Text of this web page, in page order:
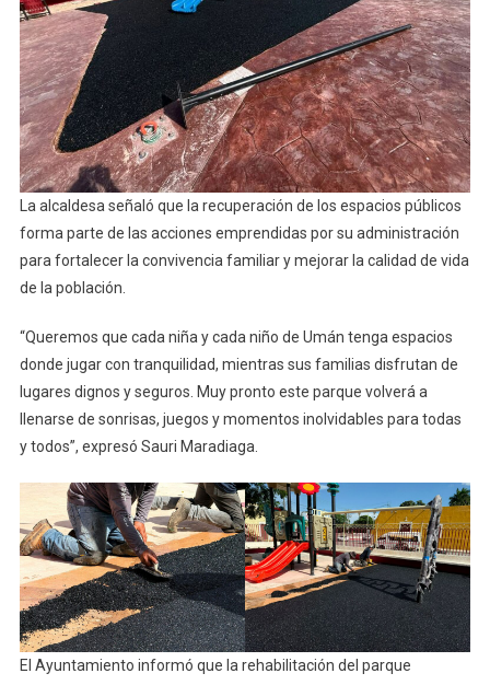
La alcaldesa señaló que la recuperación de los espacios públicos
forma parte de las acciones emprendidas por su administración
para fortalecer la convivencia familiar y mejorar la calidad de vida
de la población.
“Queremos que cada niña y cada niño de Umán tenga espacios
donde jugar con tranquilidad, mientras sus familias disfrutan de
lugares dignos y seguros. Muy pronto este parque volverá a
llenarse de sonrisas, juegos y momentos inolvidables para todas
y todos”, expresó Sauri Maradiaga.
El Ayuntamiento informó que la rehabilitación del parque